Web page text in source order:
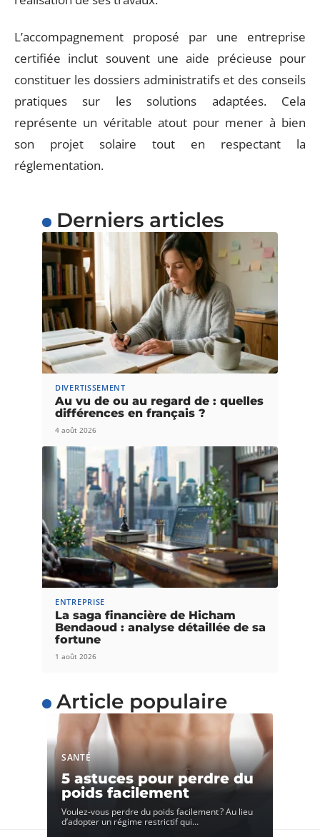
L’accompagnement proposé par une entreprise
certifiée inclut souvent une aide précieuse pour
constituer les dossiers administratifs et des conseils
pratiques sur les solutions adaptées. Cela
représente un véritable atout pour mener à bien
son projet solaire tout en respectant la
réglementation.
Derniers articles
DIVERTISSEMENT
Au vu de ou au regard de : quelles
différences en français ?
4 août 2026
ENTREPRISE
La saga financière de Hicham
Bendaoud : analyse détaillée de sa
fortune
1 août 2026
Article populaire
SANTÉ
5 astuces pour perdre du
poids facilement
Voulez-vous perdre du poids facilement ? Au lieu
d’adopter un régime restrictif qui…